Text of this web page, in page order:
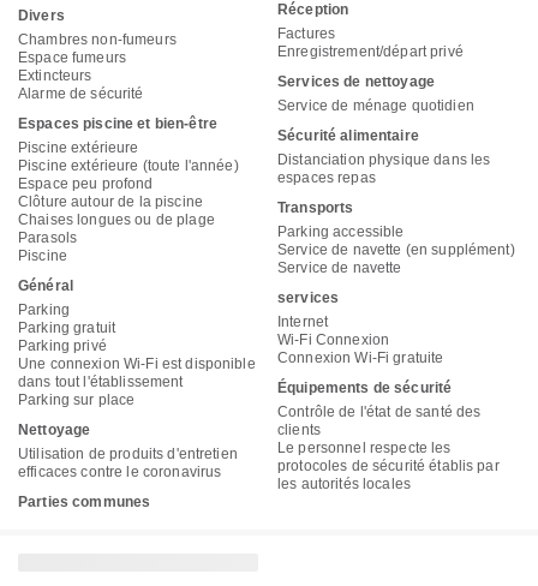
Divers
Chambres non-fumeurs
Espace fumeurs
Extincteurs
Alarme de sécurité
Espaces piscine et bien-être
Piscine extérieure
Piscine extérieure (toute l'année)
Espace peu profond
Clôture autour de la piscine
Chaises longues ou de plage
Parasols
Piscine
Général
Parking
Parking gratuit
Parking privé
Une connexion Wi-Fi est disponible
dans tout l'établissement
Parking sur place
Nettoyage
Utilisation de produits d'entretien
efficaces contre le coronavirus
Parties communes
Réception
Factures
Enregistrement/départ privé
Services de nettoyage
Service de ménage quotidien
Sécurité alimentaire
Distanciation physique dans les
espaces repas
Transports
Parking accessible
Service de navette (en supplément)
Service de navette
services
Internet
Wi-Fi Connexion
Connexion Wi-Fi gratuite
Équipements de sécurité
Contrôle de l'état de santé des
clients
Le personnel respecte les
protocoles de sécurité établis par
les autorités locales